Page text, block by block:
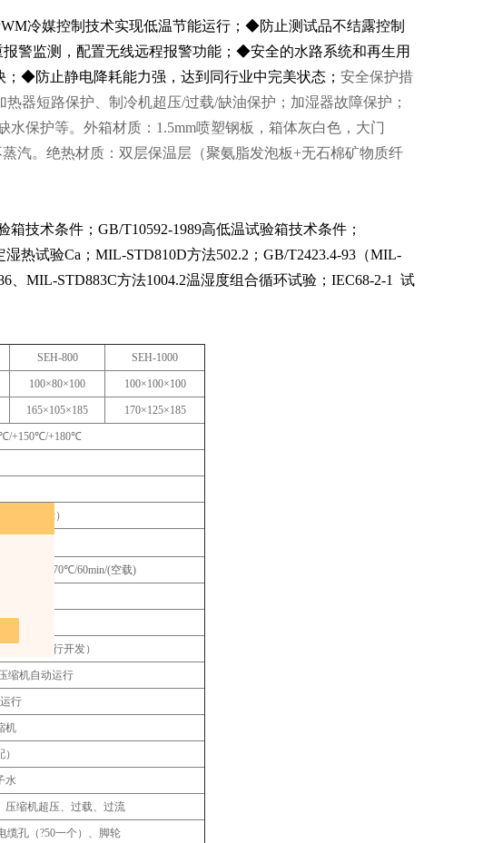
冷媒控制技术实现低温节能运行； ◆防止测试品不结露控制
警监测，配置无线远程报警功能； ◆安全的水路系统和再生用
◆防止静电降耗能力强，达到同行业中完美状态； 安全保护措
器短路保护、制冷机超压/过载/缺油保护；加湿器故障保护；
保护等。外箱材质：1.5mm喷塑钢板，箱体灰白色，大门
汽。绝热材质：双层保温层（聚氨脂发泡板+无石棉矿物质纤
箱技术条件； GB/T10592-1989高低温试验箱技术条件；
热试验Ca； MIL-STD810D方法502.2； GB/T2423.4-93（MIL-
、MIL-STD883C方法1004.2温湿度组合循环试验； IEC68-2-1 试
SEH-800 SEH-1000
100×80×100 100×100×100
165×105×185 170×125×185
+150℃/+180℃
1996表示）
+20℃～-70℃/60min/(空载)
上)
制软件自行开发）
缩机自动运行
行
机
水
压缩机超压、过载、过流
缆孔（?50一个）、脚轮